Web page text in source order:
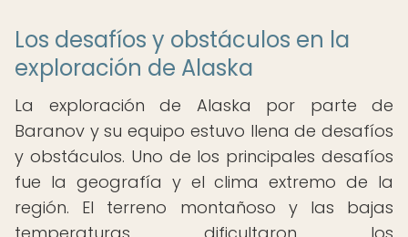
Los desafíos y obstáculos en la
exploración de Alaska
La exploración de Alaska por parte de
Baranov y su equipo estuvo llena de desafíos
y obstáculos. Uno de los principales desafíos
fue la geografía y el clima extremo de la
región. El terreno montañoso y las bajas